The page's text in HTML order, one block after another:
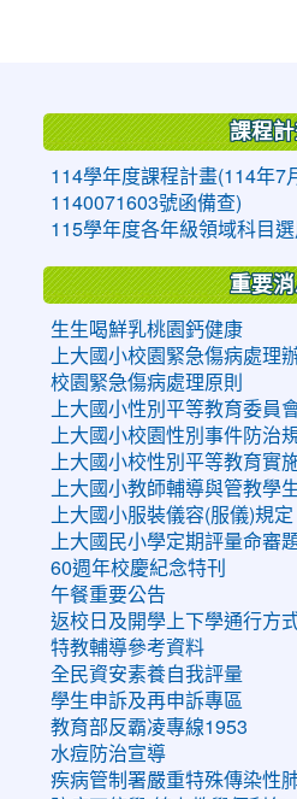
課程
114學年度課程計畫(114年7
1140071603號函備查)
115學年度各年級領域科目
重要
生生喝鮮乳桃園鈣健康
上大國小校園緊急傷病處理
校園緊急傷病處理原則
上大國小性別平等教育委員
上大國小校園性別事件防治
上大國小校性別平等教育實
上大國小教師輔導與管教學
上大國小服裝儀容(服儀)規定
上大國民小學定期評量命審
60週年校慶紀念特刊
午餐重要公告
返校日及開學上下學通行方
特教輔導參考資料
全民資安素養自我評量
學生申訴及再申訴專區
教育部反霸凌專線1953
水痘防治宣導
疾病管制署嚴重特殊傳染性